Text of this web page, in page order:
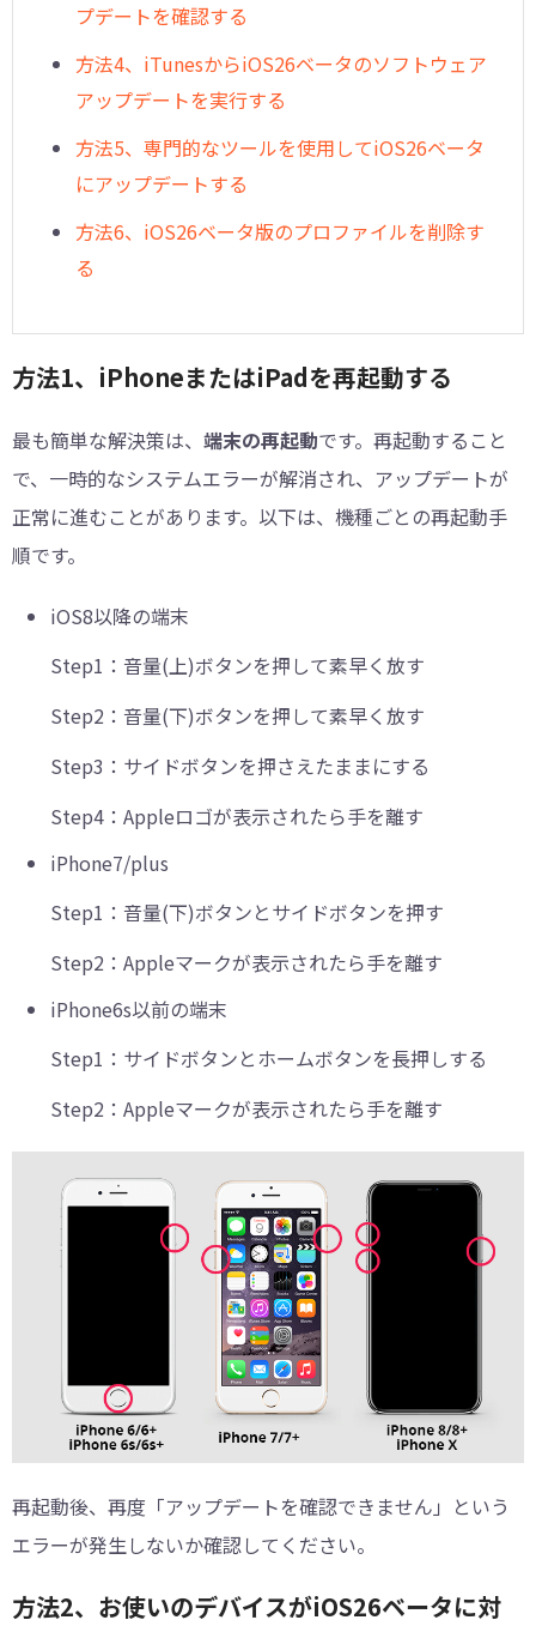
プデートを確認する
方法4、iTunesからiOS26ベータのソフトウェア
アップデートを実行する
方法5、専門的なツールを使用してiOS26ベータ
にアップデートする
方法6、iOS26ベータ版のプロファイルを削除す
る
方法1、iPhoneまたはiPadを再起動する
最も簡単な解決策は、 端末の再起動です。再起動すること
で、一時的なシステムエラーが解消され、アップデートが
正常に進むことがあります。以下は、機種ごとの再起動手
順です。
iOS8以降の端末
Step1： 音量(上)ボタンを押して素早く放す
Step2： 音量(下)ボタンを押して素早く放す
Step3： サイドボタンを押さえたままにする
Step4： Appleロゴが表示されたら手を離す
iPhone7/plus
Step1： 音量(下)ボタンとサイドボタンを押す
Step2： Appleマークが表示されたら手を離す
iPhone6s以前の端末
Step1： サイドボタンとホームボタンを長押しする
Step2： Appleマークが表示されたら手を離す
再起動後、再度「アップデートを確認できません」という
エラーが発生しないか確認してください。
方法2、お使いのデバイスがiOS26ベータに対